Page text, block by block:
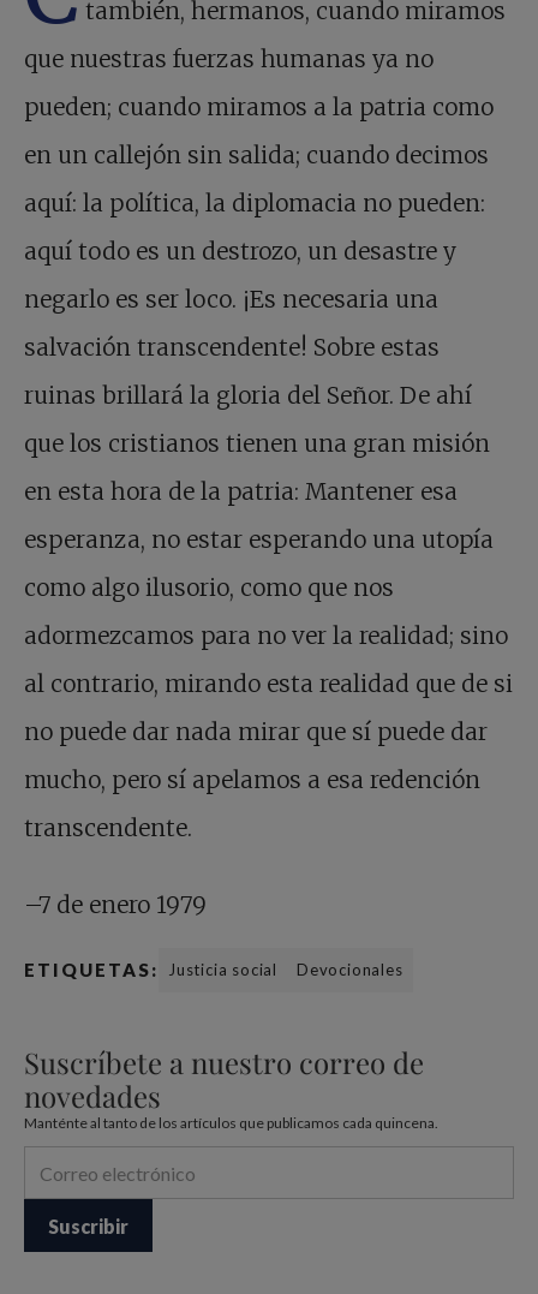
también, hermanos, cuando miramos
que nuestras fuerzas humanas ya no
pueden; cuando miramos a la patria como
en un callejón sin salida; cuando decimos
aquí: la política, la diplomacia no pueden:
aquí todo es un destrozo, un desastre y
negarlo es ser loco. ¡Es necesaria una
salvación transcendente! Sobre estas
ruinas brillará la gloria del Señor. De ahí
que los cristianos tienen una gran misión
en esta hora de la patria: Mantener esa
esperanza, no estar esperando una utopía
como algo ilusorio, como que nos
adormezcamos para no ver la realidad; sino
al contrario, mirando esta realidad que de si
no puede dar nada mirar que sí puede dar
mucho, pero sí apelamos a esa redención
transcendente.
–7 de enero 1979
ETIQUETAS: Justicia social Devocionales
Suscríbete a nuestro correo de
novedades
Manténte al tanto de los artículos que publicamos cada quincena.